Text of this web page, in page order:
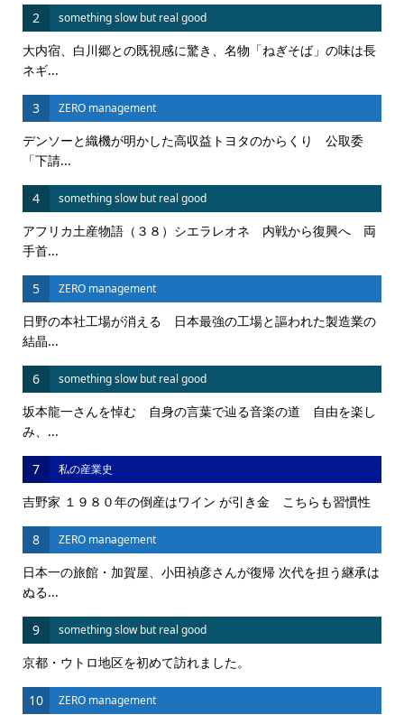
2 something slow but real good
大内宿、白川郷との既視感に驚き、名物「ねぎそば」の味は長
ネギ...
3 ZERO management
デンソーと織機が明かした高収益トヨタのからくり 公取委
「下請...
4 something slow but real good
アフリカ土産物語（３８）シエラレオネ 内戦から復興へ 両
手首...
5 ZERO management
日野の本社工場が消える 日本最強の工場と謳われた製造業の
結晶...
6 something slow but real good
坂本龍一さんを悼む 自身の言葉で辿る音楽の道 自由を楽し
み、...
7 私の産業史
吉野家 １９８０年の倒産はワイン が引き金 こちらも習慣性
8 ZERO management
日本一の旅館・加賀屋、小田禎彦さんが復帰 次代を担う継承は
ぬる...
9 something slow but real good
京都・ウトロ地区を初めて訪れました。
10 ZERO management